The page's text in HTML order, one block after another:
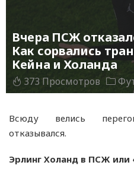
Вчера ПСЖ
Как сорвались
Кейна и Холанда
373 Просмотров
Всюду велись
отказывался.
Эрлинг Холанд в ПСЖ или